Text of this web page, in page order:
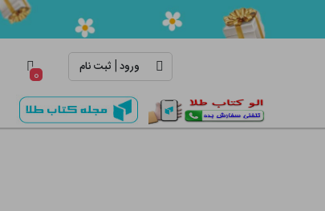
ورود| ثبت نام ۰